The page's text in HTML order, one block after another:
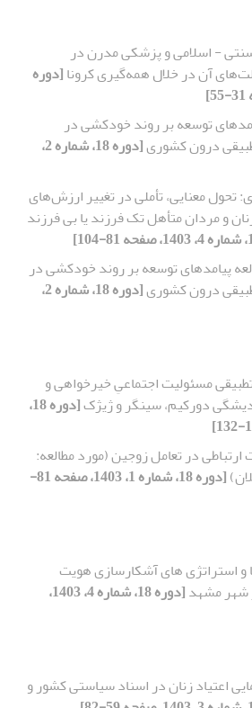
- اسلامی و پزشکی مدرن در
آن در خلال همه‌گیری کرونا[دوره
توسعه بر روند خودکشی در
درون کشوری
[دوره 18، شماره 2،
تحول معنایی، تأملی در تغییر ارزش‌های
و مردان متأهل تک ­فرزند یا بی ­فرزند
پیامدهای توسعه بر روند خودکشی در
درون کشوری
[دوره 18، شماره 2،
مسئولیت اجتماعیِ خیرخواهی و
دورکیم، سینگر و ژیژک
[دوره 18،
ارتباطی در تعامل زوجین (مورد مطالعه:
[دوره 18، شماره 1، 1403، صفحه 81-
استراتژی های آشکارسازی هویت
شهر مشهد
[دوره 18، شماره 4، 1403،
اعتیاد زنان در اسناد سیاستی کشور و